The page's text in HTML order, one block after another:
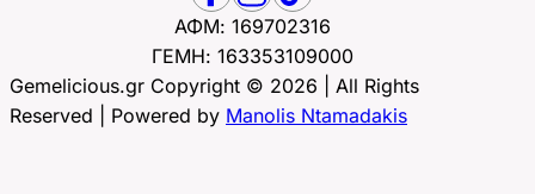
ΑΦΜ: 169702316
ΓΕΜΗ: 163353109000
Gemelicious.gr Copyright © 2026 | All Rights
Reserved | Powered by Manolis Ntamadakis